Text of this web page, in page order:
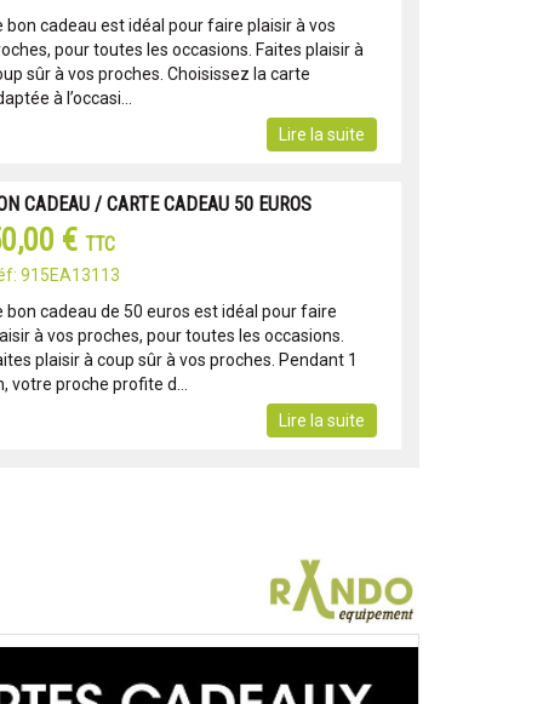
bon cadeau est idéal pour faire plaisir à vos
pour toutes les occasions. Faites plaisir à
sûr à vos proches. Choisissez la carte
à l’occasi...
Lire la suite
CADEAU / CARTE CADEAU 50 EUROS
€ TTC
915EA13113
bon cadeau de 50 euros est idéal pour faire
à vos proches, pour toutes les occasions.
plaisir à coup sûr à vos proches. Pendant 1
votre proche profite d...
Lire la suite